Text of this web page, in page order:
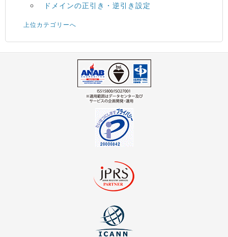
ドメインの正引き・逆引き設定
上位カテゴリーへ